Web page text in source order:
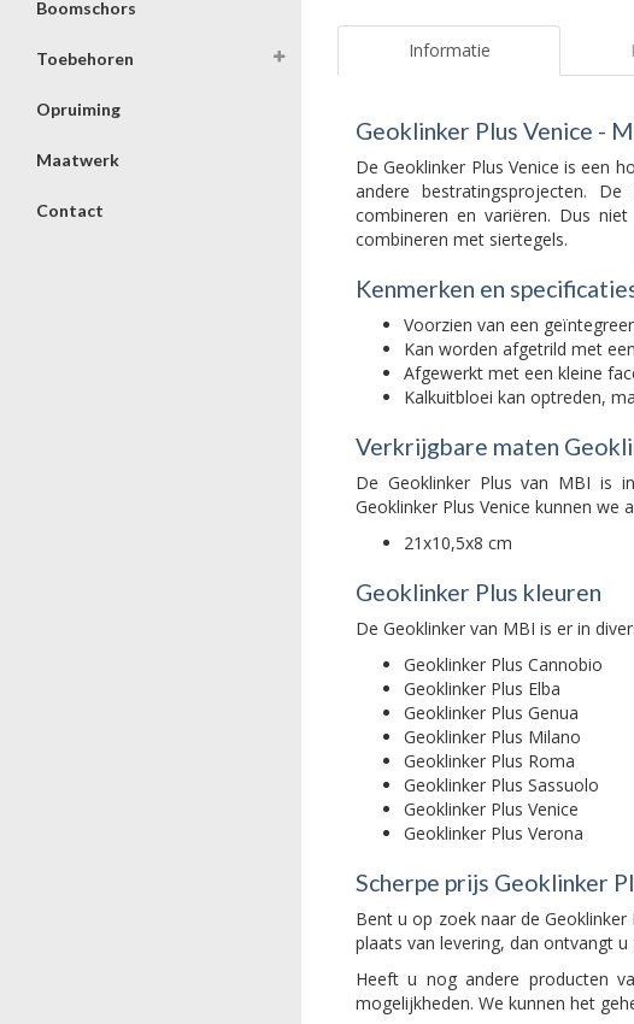
Boomschors
Toebehoren
Opruiming
Maatwerk
Contact
Informatie
Geoklinker Plus Venice -
De Geoklinker Plus Venice is een
andere bestratingsprojecten.
combineren en variëren. Dus
combineren met siertegels.
Kenmerken en
Voorzien van een
Kan worden afgetrild met
Afgewerkt met een kleine
Kalkuitbloei kan optreden,
Verkrijgbare maten
De Geoklinker Plus van MBI is
Geoklinker Plus Venice kunnen we
21x10,5x8 cm
Geoklinker Plus kleuren
De Geoklinker van MBI is er in
Geoklinker Plus Cannobio
Geoklinker Plus Elba
Geoklinker Plus Genua
Geoklinker Plus Milano
Geoklinker Plus Roma
Geoklinker Plus Sassuolo
Geoklinker Plus Venice
Geoklinker Plus Verona
Scherpe prijs Geoklinker
Bent u op zoek naar de
plaats van levering, dan ontvangt
Heeft u nog andere producten
mogelijkheden. We kunnen het